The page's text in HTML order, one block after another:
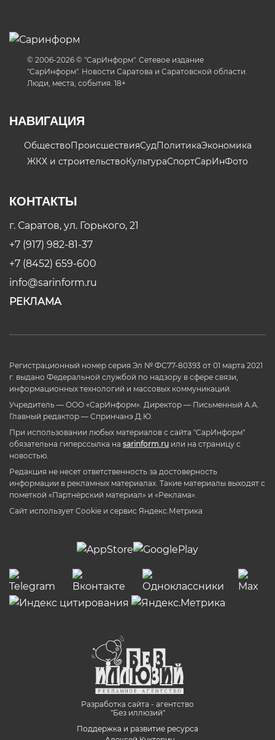
© 2006-2026 © "СарИнформ". Сетевое издание
"СарИнформ". Новости Саратова и Саратовской области.
Люди, места, события. 18+
НАВИГАЦИЯ
ОбществоПроисшествияСудПолитикаЭкономика
ЖКХ и строительствоКультураСпортСарИнФото
КОНТАКТЫ
г. Саратов, ул. Горького, 21
+7 (917) 982-81-37
+7 (8452) 659-600
info@sarinform.ru
РЕКЛАМА
Регистрационный номер серия Эл № ФС77-80393 от 01 марта 2021
г. выдано Федеральной службой по надзору в сфере связи,
информационных технологий и массовых коммуникаций.
Учредитель — ООО «СарИнформ». Директор — Письменный А.А.
Главный редактор — Спринчанэ Д.Ю.
При использовании любых материалов с сайта "СарИнформ"
обязательна гиперссылка на sarinform.ru или на страницу с
новостью.
Редакция не несет ответственность за достоверность
информации в рекламных материалах. Такие материалы выходят с
пометкой «Партнёрский материал» и «Реклама».
Сайт использует Cookie и сервиc Яндекс.Метрика
Разработка сайта - агентство
"Без иллюзий"
Поддержка и развитие ресурса